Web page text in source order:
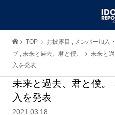
TOP お披露目 , メンバー加入
ブ , 未来と過去、君と僕。
未来と
入を発表
未来と過去、君と僕。
入を発表
2021.03.18